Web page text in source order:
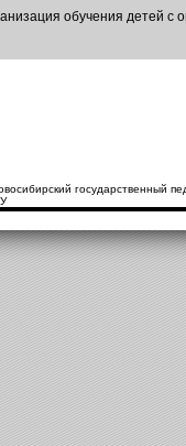
обучения детей с
государственный